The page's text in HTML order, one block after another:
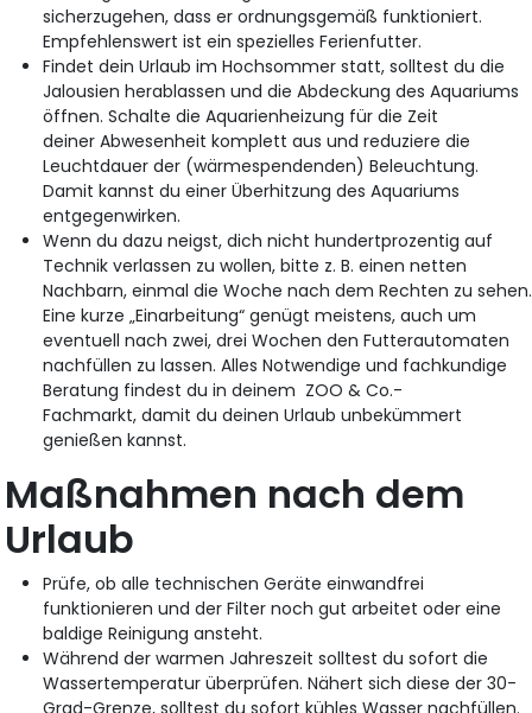
sicherzugehen, dass er ordnungsgemäß funktioniert.
Empfehlenswert ist ein spezielles Ferienfutter.
Findet dein Urlaub im Hochsommer statt, solltest du die
Jalousien herablassen und die Abdeckung des Aquariums
öffnen. Schalte die Aquarienheizung für die Zeit
deiner Abwesenheit komplett aus und reduziere die
Leuchtdauer der (wärmespendenden) Beleuchtung.
Damit kannst du einer Überhitzung des Aquariums
entgegenwirken.
Wenn du dazu neigst, dich nicht hundertprozentig auf
Technik verlassen zu wollen, bitte z. B. einen netten
Nachbarn, einmal die Woche nach dem Rechten zu sehen.
Eine kurze „Einarbeitung“ genügt meistens, auch um
eventuell nach zwei, drei Wochen den Futterautomaten
nachfüllen zu lassen. Alles Notwendige und fachkundige
Beratung findest du in deinem ZOO & Co.-
Fachmarkt, damit du deinen Urlaub unbekümmert
genießen kannst.
Maßnahmen nach dem
Urlaub
Prüfe, ob alle technischen Geräte einwandfrei
funktionieren und der Filter noch gut arbeitet oder eine
baldige Reinigung ansteht.
Während der warmen Jahreszeit solltest du sofort die
Wassertemperatur überprüfen. Nähert sich diese der 30-
Grad-Grenze, solltest du sofort kühles Wasser nachfüllen.